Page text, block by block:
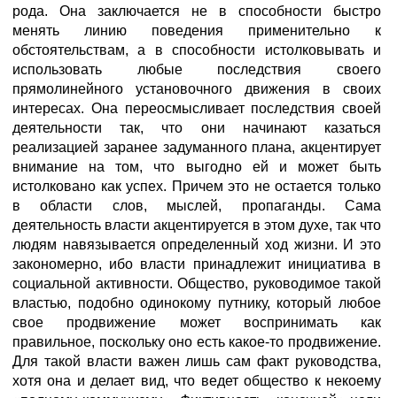
рода. Она заключается не в способности быстро
менять линию поведения применительно к
обстоятельствам, а в способности истолковывать и
использовать любые последствия своего
прямолинейного установочного движения в своих
интересах. Она переосмысливает последствия своей
деятельности так, что они начинают казаться
реализацией заранее задуманного плана, акцентирует
внимание на том, что выгодно ей и может быть
истолковано как успех. Причем это не остается только
в области слов, мыслей, пропаганды. Сама
деятельность власти акцентируется в этом духе, так что
людям навязывается определенный ход жизни. И это
закономерно, ибо власти принадлежит инициатива в
социальной активности. Общество, руководимое такой
властью, подобно одинокому путнику, который любое
свое продвижение может воспринимать как
правильное, поскольку оно есть какое-то продвижение.
Для такой власти важен лишь сам факт руководства,
хотя она и делает вид, что ведет общество к некоему